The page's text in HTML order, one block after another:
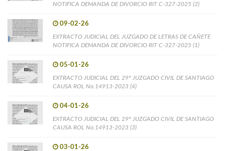
NOTIFICA DEMANDA DE DIVORCIO RIT C-327-2025 (2)
09-02-26
EXTRACTO JUDICIAL DEL JUZGADO DE LETRAS DE CAÑETE
NOTIFICA DEMANDA DE DIVORCIO RIT C-327-2025 (1)
05-01-26
EXTRACTO JUDICIAL DEL 29° JUZGADO CIVIL DE SANTIAGO
CAUSA ROL No.14913-2023 (4)
04-01-26
EXTRACTO JUDICIAL DEL 29° JUZGADO CIVIL DE SANTIAGO
CAUSA ROL No.14913-2023 (3)
03-01-26